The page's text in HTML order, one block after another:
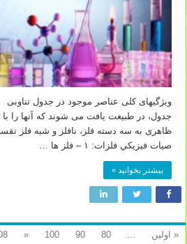
جدول، در طبیعت یافت می شوند که آنها را
ظاهری به سه دسته فلز، نافلز و شبه فلز
صیات فیزيكي فلزات: ۱ – فلز ها …
بیشتر بخوانید »
« اولین 80
90
100
«